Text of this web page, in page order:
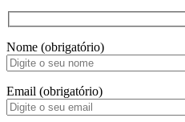
Nome (obrigatório)
Email (obrigatório)